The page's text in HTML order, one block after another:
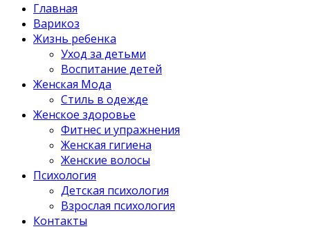
Главная
Варикоз
Жизнь ребенка
Уход за детьми
Воспитание детей
Женская Мода
Стиль в одежде
Женское здоровье
Фитнес и упражнения
Женская гигиена
Женские волосы
Психология
Детская психология
Взрослая психология
Контакты